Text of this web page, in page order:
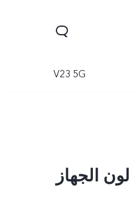
V23 5G
لون الجهاز